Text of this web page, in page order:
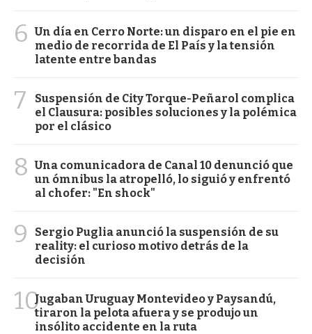
6 Un día en Cerro Norte: un disparo en el pie en
medio de recorrida de El País y la tensión
latente entre bandas
7
Suspensión de City Torque-Peñarol complica
el Clausura: posibles soluciones y la polémica
por el clásico
8 Una comunicadora de Canal 10 denunció que
un ómnibus la atropelló, lo siguió y enfrentó
al chofer: "En shock"
9
Sergio Puglia anunció la suspensión de su
reality: el curioso motivo detrás de la
decisión
10Jugaban Uruguay Montevideo y Paysandú,
tiraron la pelota afuera y se produjo un
insólito accidente en la ruta